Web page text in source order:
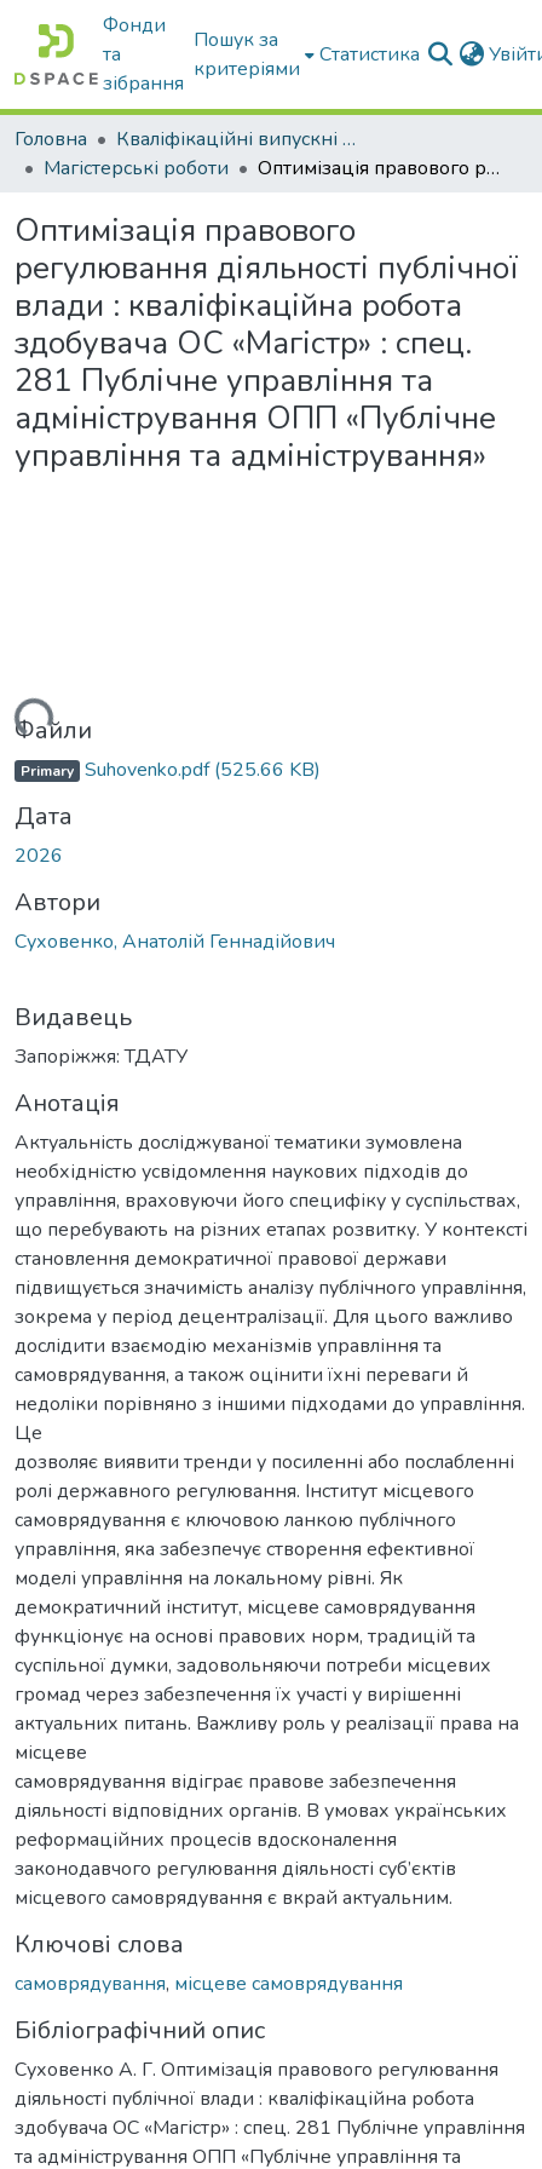
Фонди
та
зібрання
Пошук за
критеріями
Статистика
Головна
Кваліфікаційні випускні роботи бакалаврів і магістрів
Магістерські роботи
Оптимізація правового регулювання діяльності публічної влади : кваліфікаційна робота здобувача ОС «Магістр» : спец. 281 Публічне управління та адміністрування ОПП «Публічне управління та адміністрування»
Оптимізація правового
регулювання діяльності публічної
влади : кваліфікаційна робота
здобувача ОС «Магістр» : спец.
281 Публічне управління та
адміністрування ОПП «Публічне
управління та адміністрування»
Файли
Primary Suhovenko.pdf(525.66 KB)
Дата
2026
Автори
Суховенко, Анатолій Геннадійович
Видавець
Запоріжжя: ТДАТУ
Анотація
Актуальність досліджуваної тематики зумовлена
необхідністю усвідомлення наукових підходів до
управління, враховуючи його специфіку у суспільствах,
що перебувають на різних етапах розвитку. У контексті
становлення демократичної правової держави
підвищується значимість аналізу публічного управління,
зокрема у період децентралізації. Для цього важливо
дослідити взаємодію механізмів управління та
самоврядування, а також оцінити їхні переваги й
недоліки порівняно з іншими підходами до управління.
Це
дозволяє виявити тренди у посиленні або послабленні
ролі державного регулювання. Інститут місцевого
самоврядування є ключовою ланкою публічного
управління, яка забезпечує створення ефективної
моделі управління на локальному рівні. Як
демократичний інститут, місцеве самоврядування
функціонує на основі правових норм, традицій та
суспільної думки, задовольняючи потреби місцевих
громад через забезпечення їх участі у вирішенні
актуальних питань. Важливу роль у реалізації права на
місцеве
самоврядування відіграє правове забезпечення
діяльності відповідних органів. В умовах українських
реформаційних процесів вдосконалення
законодавчого регулювання діяльності суб’єктів
місцевого самоврядування є вкрай актуальним.
Ключові слова
самоврядування, місцеве самоврядування
Бібліографічний опис
Суховенко А. Г. Оптимізація правового регулювання
діяльності публічної влади : кваліфікаційна робота
здобувача ОС «Магістр» : спец. 281 Публічне управління
та адміністрування ОПП «Публічне управління та